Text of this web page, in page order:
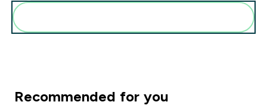
Recommended for you